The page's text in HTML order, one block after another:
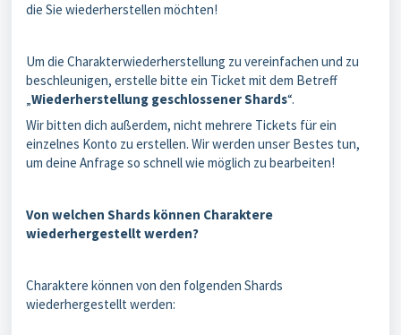
die Sie wiederherstellen möchten!
Um die Charakterwiederherstellung zu vereinfachen und zu
beschleunigen, erstelle bitte ein Ticket mit dem Betreff
„Wiederherstellung geschlossener Shards“.
Wir bitten dich außerdem, nicht mehrere Tickets für ein
einzelnes Konto zu erstellen. Wir werden unser Bestes tun,
um deine Anfrage so schnell wie möglich zu bearbeiten!
Von welchen Shards können Charaktere
wiederhergestellt werden?
Charaktere können von den folgenden Shards
wiederhergestellt werden: